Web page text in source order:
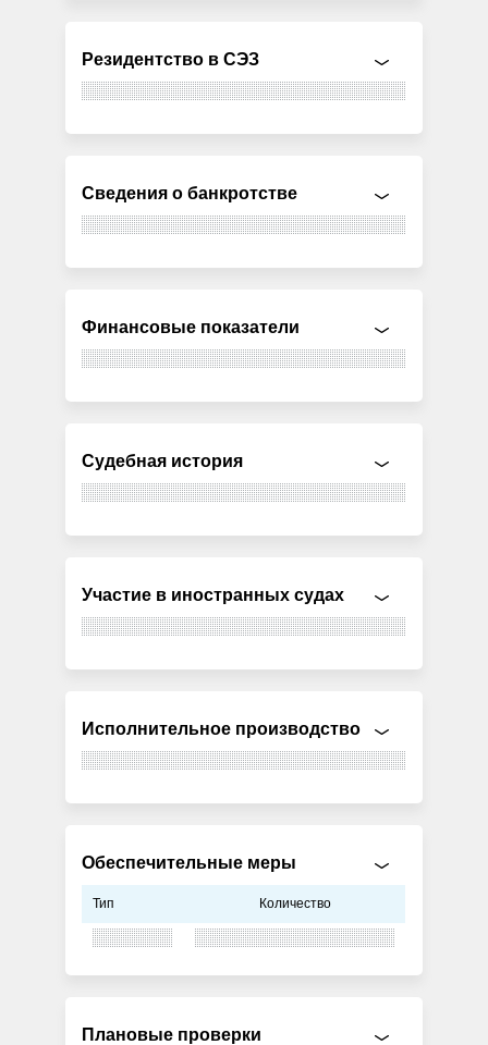
Резидентство в СЭЗ
Сведения о банкротстве
Финансовые показатели
Судебная история
Участие в иностранных судах
Исполнительное производство
Обеспечительные меры
Тип Количество
Плановые проверки